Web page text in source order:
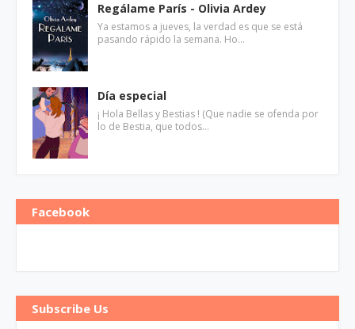
Regálame París - Olivia Ardey
Ya estamos a jueves, la verdad es que se está
pasando rápido la semana. Ho…
Día especial
¡ Hola Bellas y Bestias ! (Que nadie se ofenda por
lo de Bestia, que todos…
Facebook
Subscribe Us